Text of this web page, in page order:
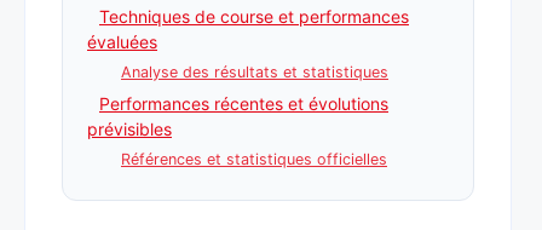
Techniques de course et performances
évaluées
Analyse des résultats et statistiques
Performances récentes et évolutions
prévisibles
Références et statistiques officielles